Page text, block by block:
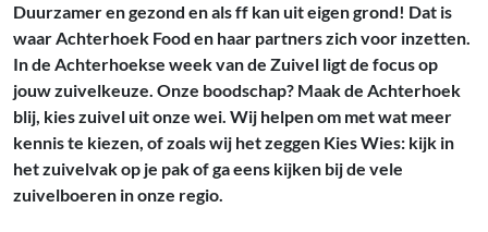
Duurzamer en gezond en als ff kan uit eigen grond! Dat is
waar Achterhoek Food en haar partners zich voor inzetten.
In de Achterhoekse week van de Zuivel ligt de focus op
jouw zuivelkeuze. Onze boodschap? Maak de Achterhoek
blij, kies zuivel uit onze wei. Wij helpen om met wat meer
kennis te kiezen, of zoals wij het zeggen Kies Wies: kijk in
het zuivelvak op je pak of ga eens kijken bij de vele
zuivelboeren in onze regio.